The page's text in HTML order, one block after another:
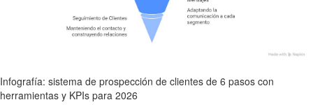
Infografía: sistema de prospección de clientes de 6 pasos con
herramientas y KPIs para 2026